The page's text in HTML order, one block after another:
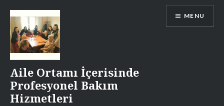
content
Aile Ortamı İçerisinde
Profesyonel Bakım
Hizmetleri
MENU